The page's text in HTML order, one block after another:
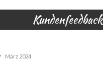
Kundenfeedback
März 2024